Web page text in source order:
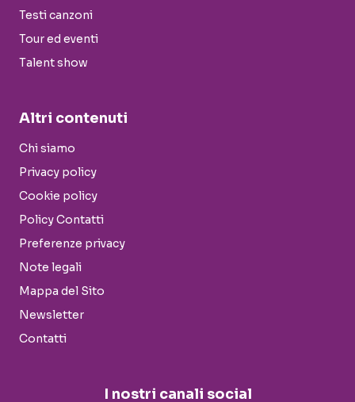
Testi canzoni
Tour ed eventi
Talent show
Altri contenuti
Chi siamo
Privacy policy
Cookie policy
Policy Contatti
Preferenze privacy
Note legali
Mappa del Sito
Newsletter
Contatti
I nostri canali social